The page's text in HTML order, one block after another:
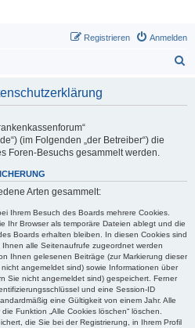
Anmelden
Registrieren
(im Folgenden „der Betreiber“) die
Foren-Besuchs gesammelt werden.
Arten gesammelt:
Ihrem Besuch des Boards mehrere Cookies.
Ihr Browser als temporäre Dateien ablegt und die
Boards erhalten bleiben. In diesen Cookies sind
alle Seitenaufrufe zugeordnet werden
Ihnen gelesenen Beiträge (zur Markierung dieser
angemeldet sind) sowie Informationen über
Sie nicht angemeldet sind) gespeichert. Ferner
und eine Session-ID
eine Gültigkeit von einem Jahr. Alle
Funktion „Alle Cookies löschen“ löschen.
die Sie bei der Registrierung, in Ihrem Profil